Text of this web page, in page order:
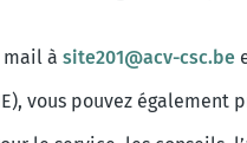
mail à site201@acv-csc.be
vous pouvez